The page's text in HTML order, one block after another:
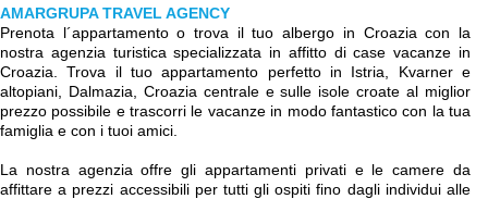
AMARGRUPA TRAVEL AGENCY
Prenota l´appartamento o trova il tuo albergo in Croazia con la
nostra agenzia turistica specializzata in affitto di case vacanze in
Croazia. Trova il tuo appartamento perfetto in Istria, Kvarner e
altopiani, Dalmazia, Croazia centrale e sulle isole croate al miglior
prezzo possibile e trascorri le vacanze in modo fantastico con la tua
famiglia e con i tuoi amici.
La nostra agenzia offre gli appartamenti privati e le camere da
affittare a prezzi accessibili per tutti gli ospiti fino dagli individui alle